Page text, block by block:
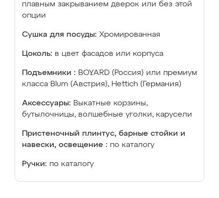
плавным закрыванием дверок или без этой
опции
Сушка для посуды: Хромированная
Цоколь: в цвет фасадов или корпуса
Подъемники : BOYARD (Россия) или премиум
класса Blum (Австрия), Hettich (Германия)
Аксессуары: Выкатные корзины,
бутылочницы, волшебные уголки, карусели
Пристеночный плинтус, барные стойки и
навески, освещение : по каталогу
Ручки: по каталогу